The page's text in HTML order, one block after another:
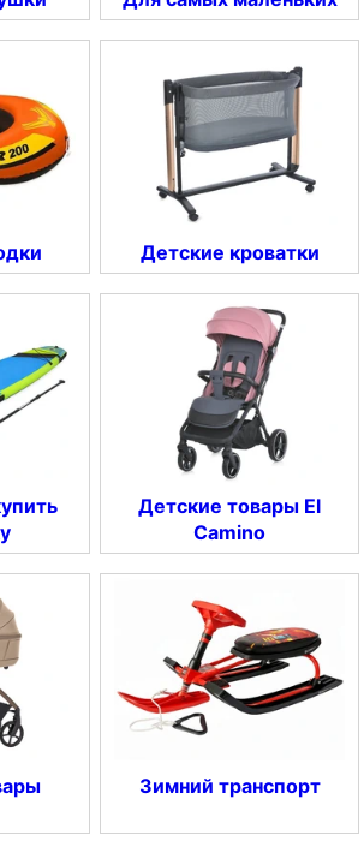
Детские кроватки
Детские товары El
Camino
Зимний транспорт